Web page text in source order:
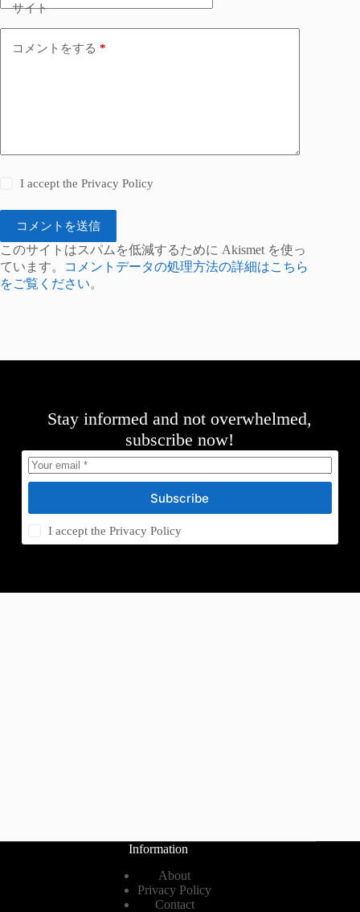
サイト
コメントをする *
I accept thePrivacy Policy
コメントを送信
このサイトはスパムを低減するために Akismet を使っ
ています。
コメントデータの処理方法の詳細はこちら
をご覧ください。
Stay informed and not overwhelmed,
subscribe now!
Subscribe
I accept thePrivacy Policy
Information
About
Privacy Policy
Contact